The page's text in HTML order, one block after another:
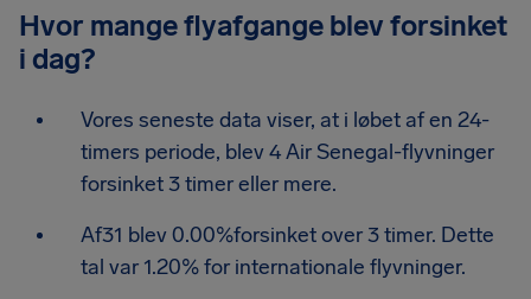
Hvor mange flyafgange blev forsinket
i dag?
Vores seneste data viser, at i løbet af en 24-
timers periode, blev 4 Air Senegal-flyvninger
forsinket 3 timer eller mere.
Af31 blev 0.00%forsinket over 3 timer. Dette
tal var 1.20% for internationale flyvninger.